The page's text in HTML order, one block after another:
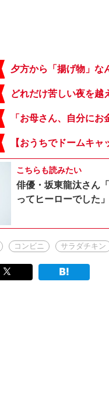
こちらも読みたい
俳優・坂東龍汰さん
ってヒーローでした」
コンビニ サラダチキン